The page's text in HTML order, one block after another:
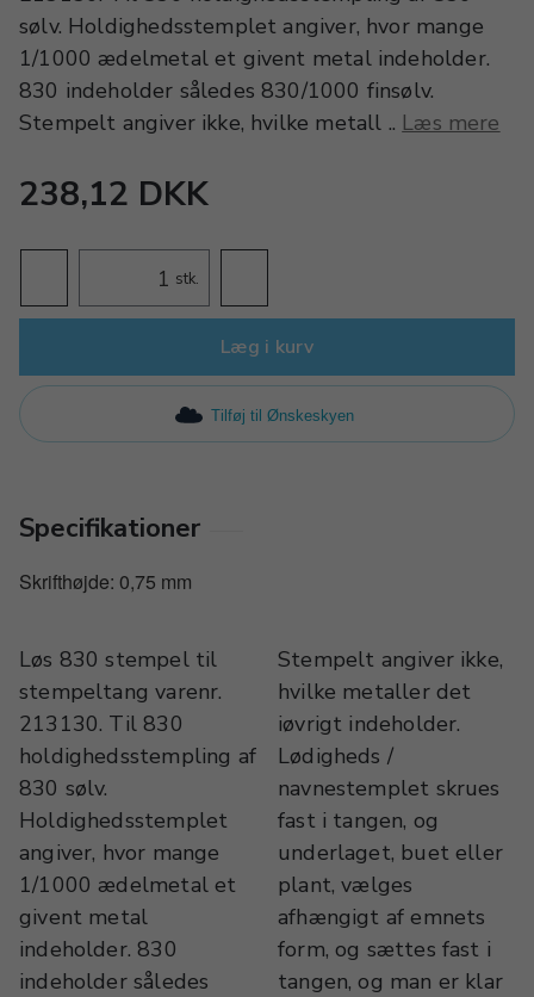
sølv. Holdighedsstemplet angiver, hvor mange
1/1000 ædelmetal et givent metal indeholder.
830 indeholder således 830/1000 finsølv.
Stempelt angiver ikke, hvilke metall .. Læs mere
238,12 DKK
stk.
Læg i kurv
Tilføj til Ønskeskyen
Specifikationer
Skrifthøjde: 0,75 mm
Løs 830 stempel til
stempeltang varenr.
213130. Til 830
holdighedsstempling af
830 sølv.
Holdighedsstemplet
angiver, hvor mange
1/1000 ædelmetal et
givent metal
indeholder. 830
indeholder således
Stempelt angiver ikke,
hvilke metaller det
iøvrigt indeholder.
Lødigheds /
navnestemplet skrues
fast i tangen, og
underlaget, buet eller
plant, vælges
afhængigt af emnets
form, og sættes fast i
tangen, og man er klar